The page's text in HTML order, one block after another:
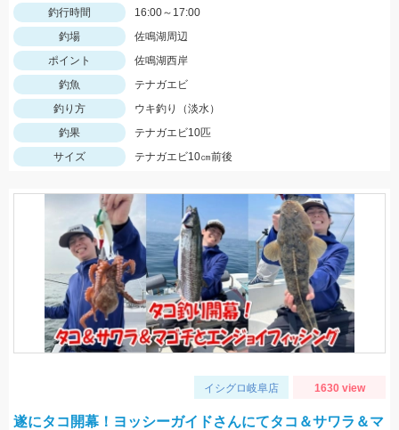
釣行時間
16:00～17:00
釣場
佐鳴湖周辺
ポイント
佐鳴湖西岸
釣魚
テナガエビ
釣り方
ウキ釣り（淡水）
釣果
テナガエビ10匹
サイズ
テナガエビ10㎝前後
イシグロ岐阜店 1630 view
遂にタコ開幕！ヨッシーガイドさんにてタコ＆サワラ＆マ